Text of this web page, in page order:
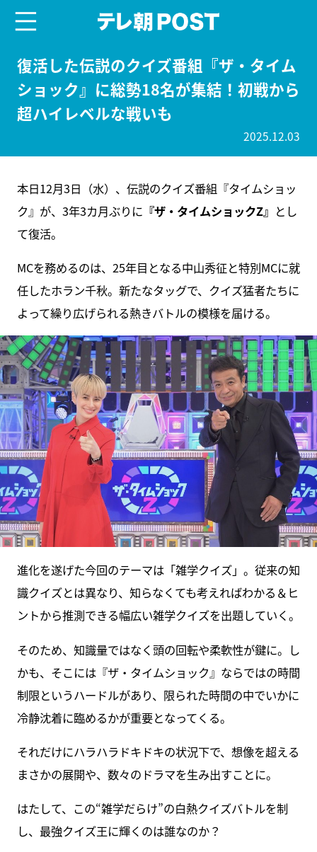
復活した伝説のクイズ番組『ザ・タイム
ショック』に総勢18名が集結！初戦から
超ハイレベルな戦いも
2025.12.03
本日12月3日（水）、伝説のクイズ番組『タイムショッ
ク』が、3年3カ月ぶりに 『ザ・タイムショックZ』 とし
て復活。
MCを務めるのは、25年目となる中山秀征と特別MCに就
任したホラン千秋。新たなタッグで、クイズ猛者たちに
よって繰り広げられる熱きバトルの模様を届ける。
進化を遂げた今回のテーマは「雑学クイズ」。従来の知
識クイズとは異なり、知らなくても考えればわかる＆ヒ
ントから推測できる幅広い雑学クイズを出題していく。
そのため、知識量ではなく頭の回転や柔軟性が鍵に。し
かも、そこには『ザ・タイムショック』ならではの時間
制限というハードルがあり、限られた時間の中でいかに
冷静沈着に臨めるかが重要となってくる。
それだけにハラハラドキドキの状況下で、想像を超える
まさかの展開や、数々のドラマを生み出すことに。
はたして、この“雑学だらけ”の白熱クイズバトルを制
し、最強クイズ王に輝くのは誰なのか？